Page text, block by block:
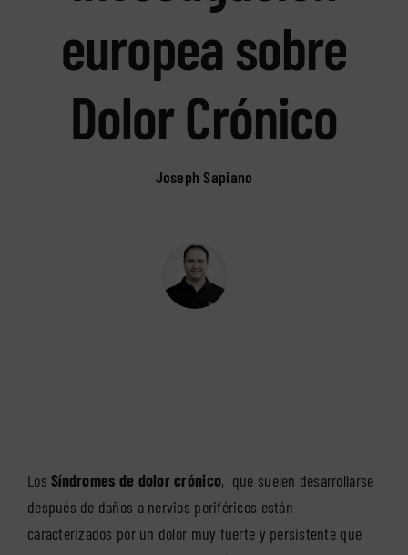
europea sobre
Dolor Crónico
Joseph Sapiano
Los Síndromes de dolor crónico, que suelen desarrollarse
después de daños a nervios periféricos están
caracterizados por un dolor muy fuerte y persistente que